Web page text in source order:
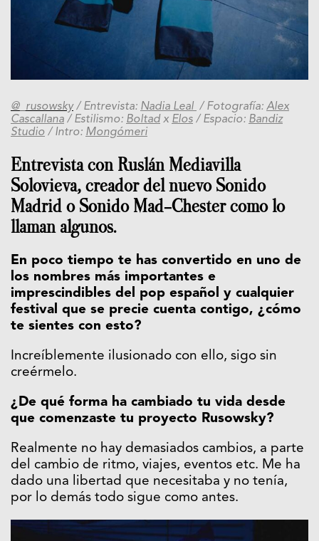
@_rusowsky/ Entrevista: Nadia Leal / Fotografía: Alex
Cascallana / Estilismo: Boltad x Elos / Espacio: Bandiz
Studio / Intro: Mongómeri
Entrevista con Ruslán Mediavilla
Solovieva, creador del nuevo Sonido
Madrid o Sonido Mad-Chester como lo
llaman algunos.
En poco tiempo te has convertido en uno de
los nombres más importantes e
imprescindibles del pop español y cualquier
festival que se precie cuenta contigo, ¿cómo
te sientes con esto?
Increíblemente ilusionado con ello, sigo sin
creérmelo.
¿De qué forma ha cambiado tu vida desde
que comenzaste tu proyecto Rusowsky?
Realmente no hay demasiados cambios, a parte
del cambio de ritmo, viajes, eventos etc. Me ha
dado una libertad que necesitaba y no tenía,
por lo demás todo sigue como antes.